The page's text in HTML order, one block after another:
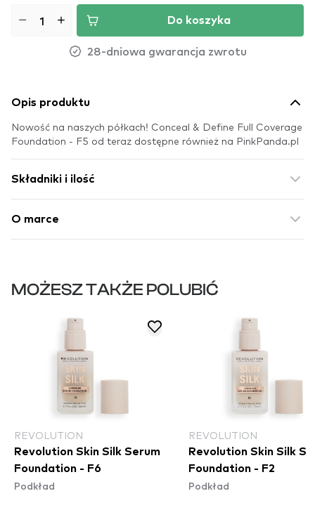
Do koszyka
28-dniowa gwarancja zwrotu
Opis produktu
Nowość na naszych półkach! Conceal & Define Full Coverage
Foundation - F5 od teraz dostępne również na PinkPanda.pl
Składniki i ilość
O marce
MOŻESZ TAKŻE POLUBIĆ
REVOLUTION
Revolution Skin Silk Serum
Foundation - F6
Podkład
REVOLUTION
Revolution Skin Silk
Foundation - F2
Podkład